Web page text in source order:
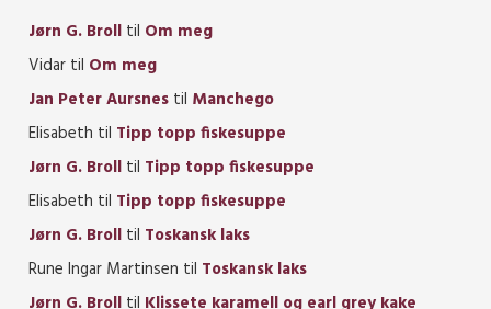
Jørn G. Broll til Om meg
Vidar til Om meg
Jan Peter Aursnes til Manchego
Elisabeth til Tipp topp fiskesuppe
Jørn G. Broll til Tipp topp fiskesuppe
Elisabeth til Tipp topp fiskesuppe
Jørn G. Broll til Toskansk laks
Rune Ingar Martinsen til Toskansk laks
Jørn G. Broll til Klissete karamell og earl grey kake